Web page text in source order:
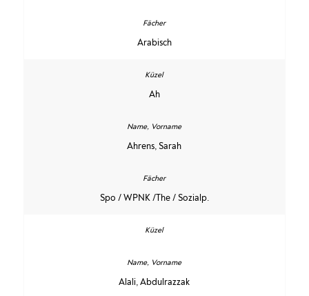
Arabisch
Ah
Ahrens, Sarah
Spo / WPNK /The / Sozialp.
Alali, Abdulrazzak